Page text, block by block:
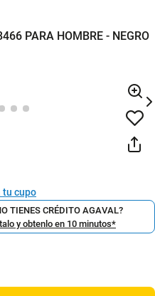
PARA HOMBRE - NEGRO
tu cupo
TIENES CRÉDITO AGAVAL?
y obtenlo en 10 minutos*